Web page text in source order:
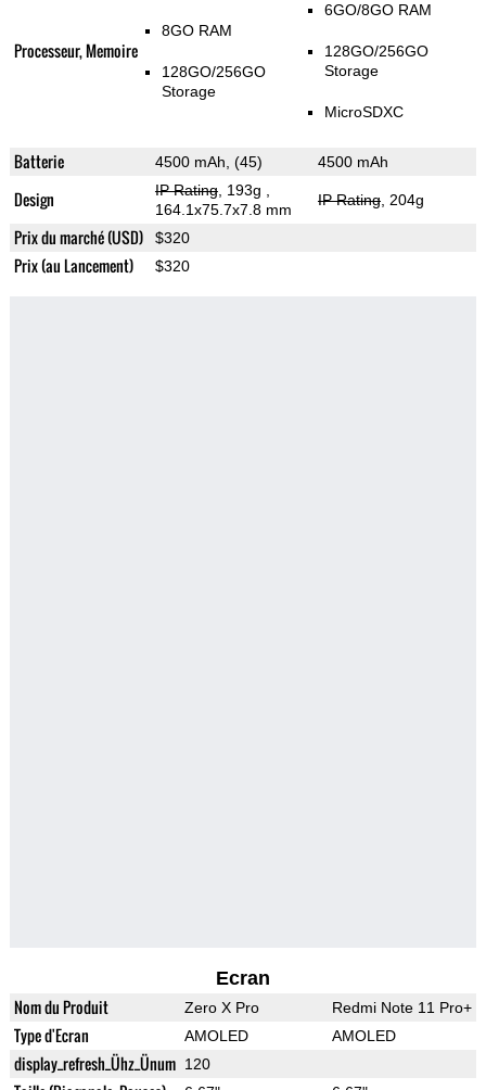
Processeur, Memoire
8GO RAM
128GO/256GO
Storage
6GO/8GO RAM
128GO/256GO
Storage
MicroSDXC
Batterie 4500 mAh, (45) 4500 mAh
Design IP Rating, 193g
164.1x75.7x7.8 mm
IP Rating, 204g
Prix du marché (USD) $320
Prix (au Lancement) $320
Ecran
Nom du Produit Zero X Pro Redmi Note 11 Pro+
Type d'Ecran AMOLED AMOLED
display_refresh_Ühz_Ünum 120